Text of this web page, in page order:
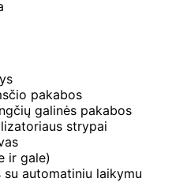
pakabos
galinės pakabos
strypai
ir gale)
automatiniu laikymu